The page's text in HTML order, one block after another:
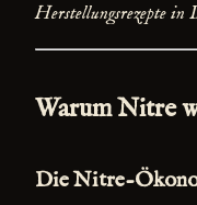
Herstellungsrezepte in
Warum Nitre
Die Nitre-